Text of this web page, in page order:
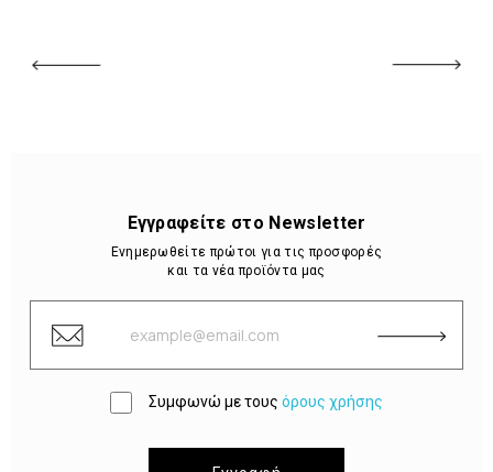
Εγγραφείτε στο Newsletter
Ενημερωθείτε πρώτοι για τις προσφορές
και τα νέα προϊόντα μας
Συμφωνώ με τους όρους χρήσης